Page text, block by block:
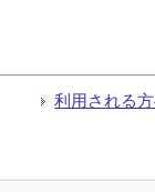
利用される